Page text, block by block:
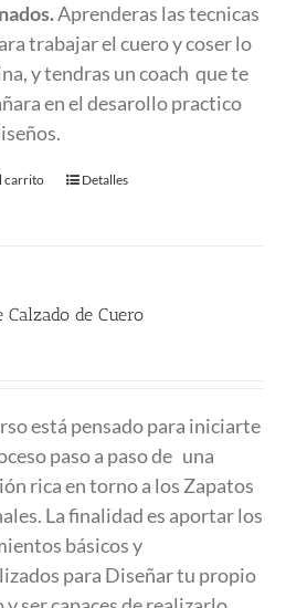
Aprenderas las tecnicas
trabajar el cuero y coser lo
y tendras un coach que te
en el desarollo practico
carrito Detalles
Calzado de Cuero
está pensado para iniciarte
paso a paso de una
rica en torno a los Zapatos
La finalidad es aportar los
básicos y
para Diseñar tu propio